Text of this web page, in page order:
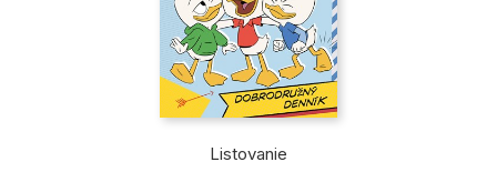
Doplnkový sortiment
Kalendáre, diáre
Listovanie